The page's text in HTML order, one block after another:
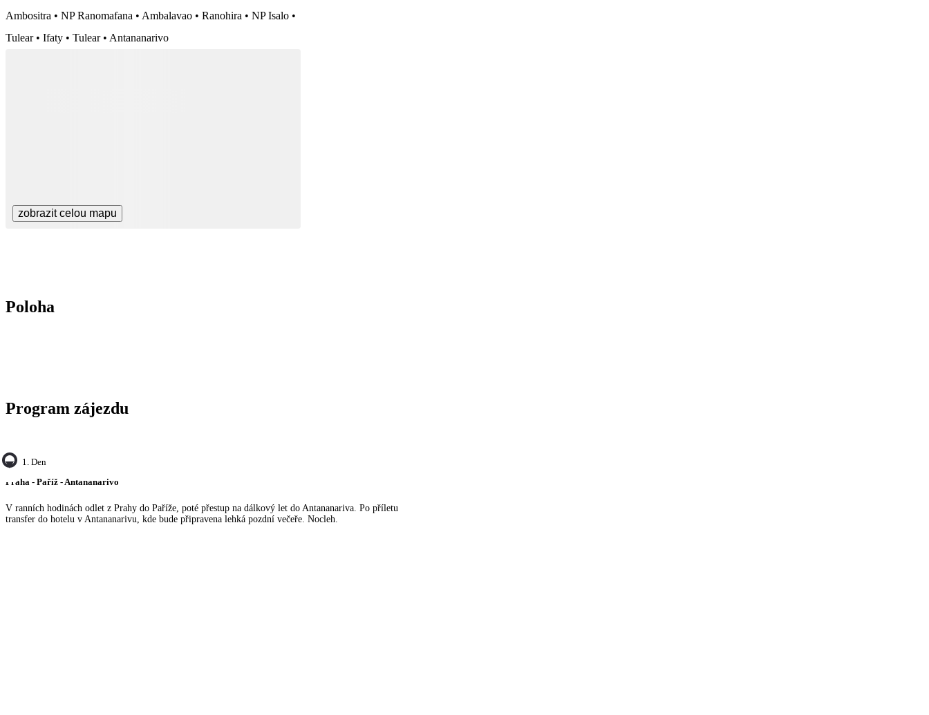
Ambositra • NP Ranomafana • Ambalavao • Ranohira • NP Isalo •
Tulear • Ifaty • Tulear • Antananarivo
zobrazit celou mapu
Poloha
Program zájezdu
1. Den
Praha - Paříž - Antananarivo
V ranních hodinách odlet z Prahy do Paříže, poté přestup na dálkový let do Antananariva. Po příletu
transfer do hotelu v Antananarivu, kde bude připravena lehká pozdní večeře. Nocleh.